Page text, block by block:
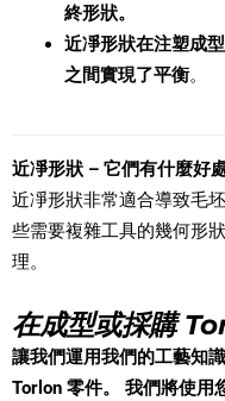
終形狀。
近凈形狀在注塑成
之間實現了平衡。
近凈形狀 – 它們有什麼好
近凈形狀非常適合導致毛
些需要複雜工具的幾何形
理。
在成型或採購
讓我們運用我們的工藝知
Torlon 零件。 我們將使用